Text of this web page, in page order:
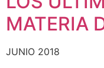
MATERIA
JUNIO 2018